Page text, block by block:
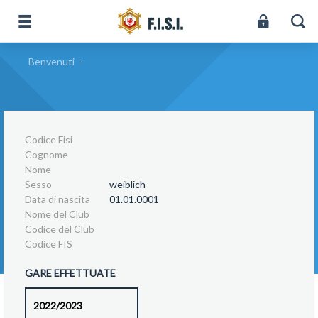
Benvenuti -
Codice Fisi
Cognome
Nome
Sesso
weiblich
Data di nascita
01.01.0001
Nome del Club
Codice del Club
Codice FIS
GARE EFFETTUATE